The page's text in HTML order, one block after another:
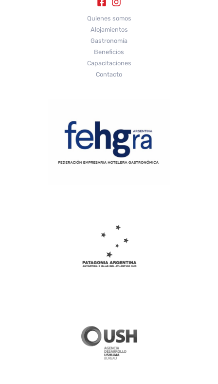
Quienes somos
Alojamientos
Gastronomía
Beneficios
Capacitaciones
Contacto